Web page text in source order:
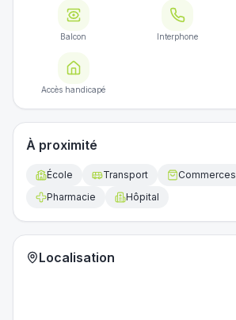
Balcon Interphone
Accès handicapé
À proximité
École Transport Commerces
Pharmacie
Hôpital
Localisation